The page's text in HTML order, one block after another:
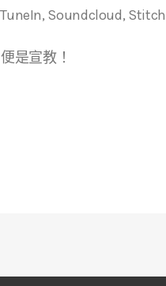
Soundcloud,
是宣教！